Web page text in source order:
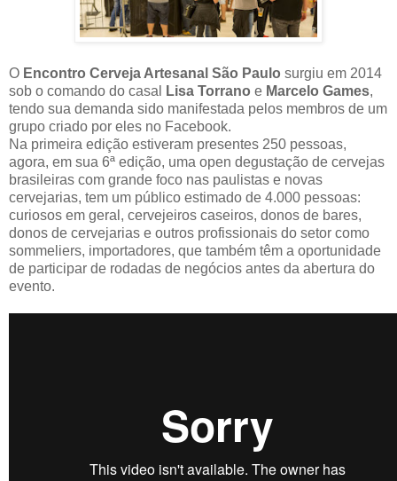
O Encontro Cerveja Artesanal São Paulo surgiu em 2014
sob o comando do casal
Lisa Torrano e Marcelo Games,
tendo sua demanda sido manifestada pelos membros de um
grupo criado por eles no Facebook.
Na primeira edição estiveram presentes 250 pessoas,
agora, em sua 6ª edição, uma open degustação de cervejas
brasileiras com grande foco nas paulistas e novas
cervejarias, tem um público estimado de 4.000 pessoas:
curiosos em geral, cervejeiros caseiros, donos de bares,
donos de cervejarias e outros profissionais do setor como
sommeliers, importadores, que também têm a oportunidade
de participar de rodadas de negócios antes da abertura do
evento.